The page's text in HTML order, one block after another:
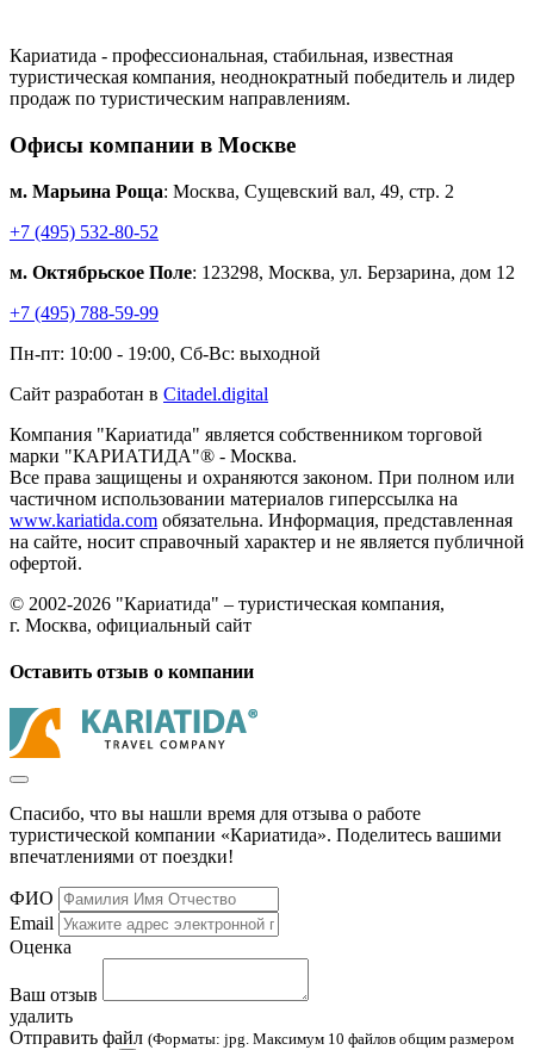
Кариатида - профессиональная, стабильная, известная
туристическая компания, неоднократный победитель и лидер
продаж по туристическим направлениям.
Офисы компании в Москве
м. Марьина Роща: Москва, Сущевский вал, 49, стр. 2
+7 (495) 532-80-52
м. Октябрьское Поле: 123298, Москва, ул. Берзарина, дом 12
+7 (495) 788-59-99
Пн-пт: 10:00 - 19:00, Сб-Вс: выходной
Сайт разработан в Citadel.digital
Компания "Кариатида" является собственником торговой
марки "КАРИАТИДА"® - Москва.
Все права защищены и охраняются законом. При полном или
частичном использовании материалов гиперссылка на
www.kariatida.com обязательна. Информация, представленная
на сайте, носит справочный характер и не является публичной
офертой.
© 2002-2026 "Кариатида" – туристическая компания,
г. Москва, официальный сайт
Оставить отзыв о компании
Спасибо, что вы нашли время для отзыва о работе
туристической компании «Кариатида». Поделитесь вашими
впечатлениями от поездки!
ФИО
Email
Оценка
Ваш отзыв
удалить
Отправить файл (Форматы: jpg. Максимум 10 файлов общим размером